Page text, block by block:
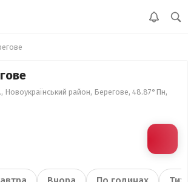
Новоукраїнський район, Берегове, 48.87°Пн,